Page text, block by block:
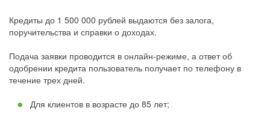
Кредиты до 1 500 000 рублей выдаются без залога,
поручительства и справки о доходах.
Подача заявки проводится в онлайн-режиме, а ответ об
одобрении кредита пользователь получает по телефону в
течение трех дней.
Для клиентов в возрасте до 85 лет;